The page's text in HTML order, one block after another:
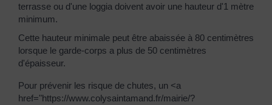
terrasse ou d'une loggia doivent avoir une hauteur d'1 mètre
minimum.
Cette hauteur minimale peut être abaissée à 80 centimètres
lorsque le garde-corps a plus de 50 centimètres
d'épaisseur.
Pour prévenir les risque de chutes, un <a
href="https://www.colysaintamand.fr/mairie/?